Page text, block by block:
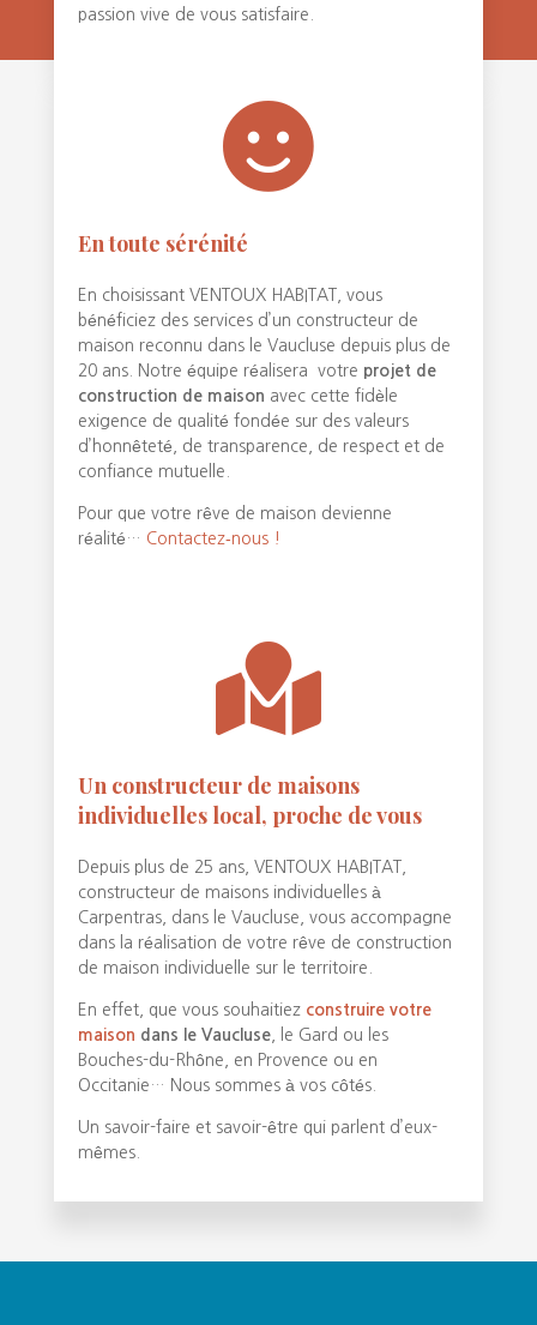
passion vive de vous satisfaire.

En toute sérénité
En choisissant VENTOUX HABITAT, vous
bénéficiez des services d’un constructeur de
maison reconnu dans le Vaucluse depuis plus de
20 ans. Notre équipe réalisera votre projet de
construction de maison avec cette fidèle
exigence de qualité fondée sur des valeurs
d’honnêteté, de transparence, de respect et de
confiance mutuelle.
Pour que votre rêve de maison devienne
réalité… Contactez‑nous !

Un constructeur de maisons
individuelles local, proche de vous
Depuis plus de 25 ans, VENTOUX HABITAT,
constructeur de maisons individuelles à
Carpentras, dans le Vaucluse, vous accompagne
dans la réalisation de votre rêve de construction
de maison individuelle sur le territoire.
En effet, que vous souhaitiez construire votre
maison dans le Vaucluse, le Gard ou les
Bouches-du-Rhône, en Provence ou en
Occitanie… Nous sommes à vos côtés.
Un savoir-faire et savoir-être qui parlent d’eux-
mêmes.